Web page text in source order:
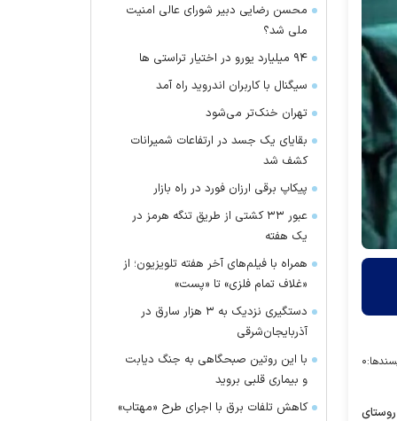
۰
روستای
محسن رضایی دبیر شورای عالی امنیت
ملی شد؟
۹۴ میلیارد یورو در اختیار تراستی ها
سیگنال با کاربران اندروید راه آمد
تهران خنک‌تر می‌شود
بقایای یک جسد در ارتفاعات شمیرانات
کشف شد
پیکاپ برقی ارزان فورد در راه بازار
عبور ۳۳ کشتی از طریق تنگه هرمز در
یک هفته
همراه با فیلم‌های آخر هفته تلویزیون؛ از
«غلاف تمام فلزی» تا «پست»
دستگیری نزدیک به ۳ هزار سارق در
آذربایجان‌شرقی
با این روتین صبحگاهی به جنگ دیابت
و بیماری قلبی بروید
کاهش تلفات برق با اجرای طرح «مهتاب»